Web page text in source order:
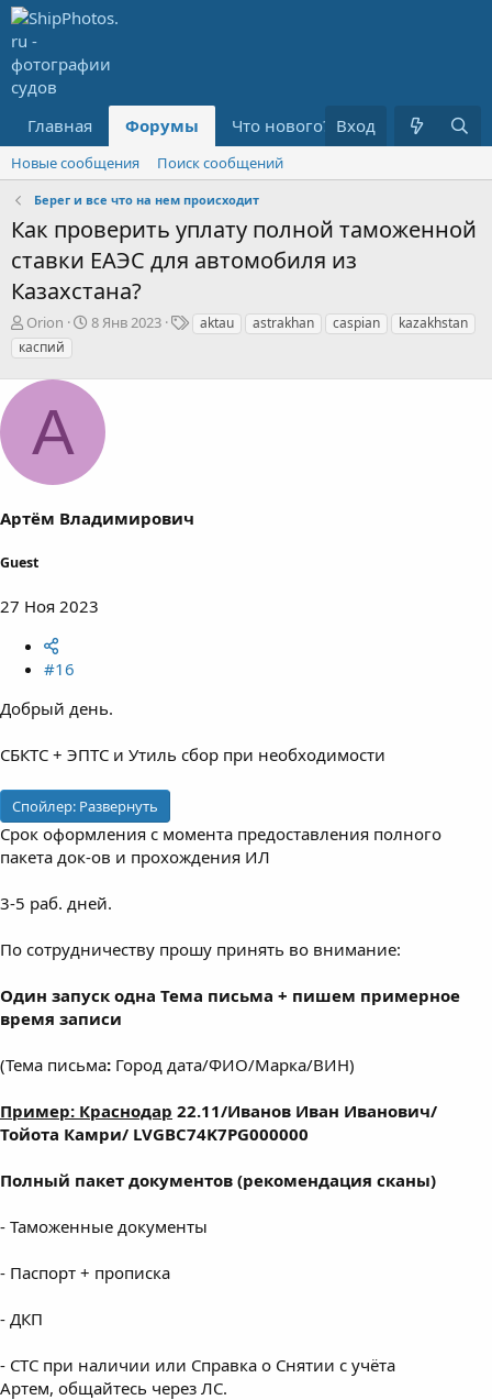
Главная Форумы Что нового? Медиа
Вход
Новые сообщения Поиск сообщений
Берег и все что на нем происходит
Как проверить уплату полной таможенной
ставки ЕАЭС для автомобиля из
Казахстана?
А
в
т
о
м
ы
Orion
Д
а
н
а
8 Янв 2023
Т
и
aktau astrakhan caspian
kazakhstan
каспий
А
Артём Владимирович
Guest
27 Ноя 2023
#16
Добрый день.
СБКТС + ЭПТС и Утиль сбор при необходимости
Спойлер: Развернуть
Срок оформления с момента предоставления полного
пакета док-ов и прохождения ИЛ
3-5 раб. дней.
По сотрудничеству прошу принять во внимание:
Один запуск одна Тема письма + пишем примерное
время записи
(Тема письма: Город дата/ФИО/Марка/ВИН)
Пример: Краснодар 22.11/Иванов Иван Иванович/
Тойота Камри/ LVGBC74K7PG000000
Полный пакет документов (рекомендация сканы)
- Таможенные документы
- Паспорт + прописка
- ДКП
- СТС при наличии или Справка о Снятии с учёта
Артем, общайтесь через ЛС.